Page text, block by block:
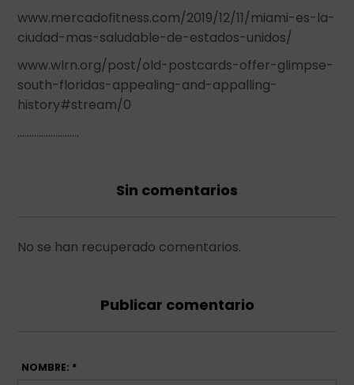
www.mercadofitness.com/2019/12/11/miami-es-la-
ciudad-mas-saludable-de-estados-unidos/
www.wlrn.org/post/old-postcards-offer-glimpse-
south-floridas-appealing-and-appalling-
history#stream/0
……………………..
Sin comentarios
No se han recuperado comentarios.
Publicar comentario
NOMBRE: *